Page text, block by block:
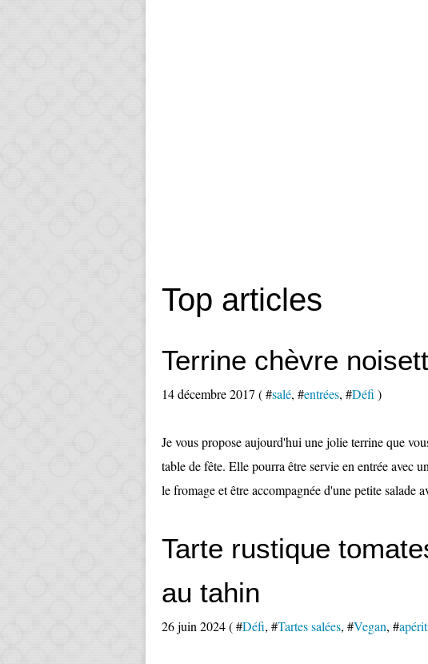
Top articles
Terrine chèvre
14 décembre 2017 ( #salé, #entrées, #Défi )
Je vous propose aujourd'hui une jolie terrine que
table de fête. Elle pourra être servie en entrée avec
le fromage et être accompagnée d'une petite salade
Tarte rustique
au tahin
26 juin 2024 ( #Défi, #Tartes salées, #Vegan, #